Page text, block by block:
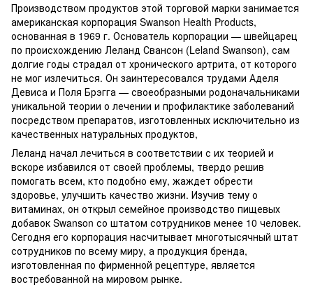
Производством продуктов этой торговой марки занимается
американская корпорация Swanson Health Products,
основанная в 1969 г. Основатель корпорации — швейцарец
по происхождению Леланд Свансон (Leland Swanson), сам
долгие годы страдал от хронического артрита, от которого
не мог излечиться. Он заинтересовался трудами Аделя
Девиса и Поля Брэгга — своеобразными родоначальниками
уникальной теории о лечении и профилактике заболеваний
посредством препаратов, изготовленных исключительно из
качественных натуральных продуктов,
Леланд начал лечиться в соответствии с их теорией и
вскоре избавился от своей проблемы, твердо решив
помогать всем, кто подобно ему, жаждет обрести
здоровье, улучшить качество жизни. Изучив тему о
витаминах, он открыл семейное производство пищевых
добавок Swanson со штатом сотрудников менее 10 человек.
Сегодня его корпорация насчитывает многотысячный штат
сотрудников по всему миру, а продукция бренда,
изготовленная по фирменной рецептуре, является
востребованной на мировом рынке.